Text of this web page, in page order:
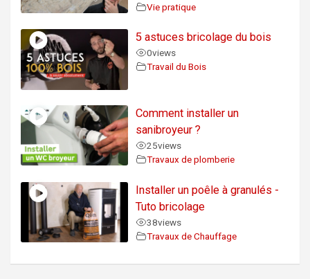
Vie pratique
5 astuces bricolage du bois
0views
Travail du Bois
Comment installer un
sanibroyeur ?
25views
Travaux de plomberie
Installer un poêle à granulés -
Tuto bricolage
38views
Travaux de Chauffage